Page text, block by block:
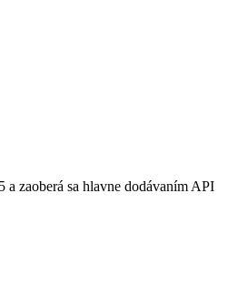
zaoberá sa hlavne dodávaním API